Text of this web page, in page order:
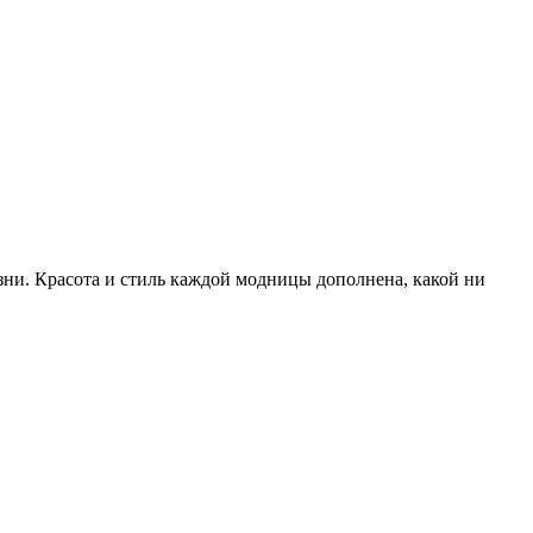
Красота и стиль каждой модницы дополнена, какой ни